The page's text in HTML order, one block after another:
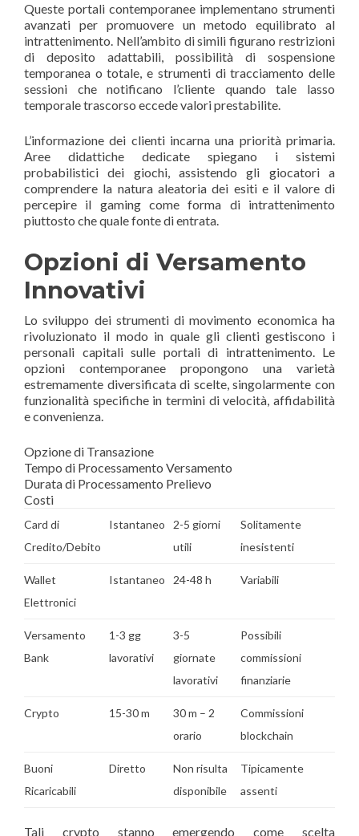
Queste portali contemporanee implementano strumenti
avanzati per promuovere un metodo equilibrato al
intrattenimento. Nell’ambito di simili figurano restrizioni
di deposito adattabili, possibilità di sospensione
temporanea o totale, e strumenti di tracciamento delle
sessioni che notificano l’cliente quando tale lasso
temporale trascorso eccede valori prestabilite.
L’informazione dei clienti incarna una priorità primaria.
Aree didattiche dedicate spiegano i sistemi
probabilistici dei giochi, assistendo gli giocatori a
comprendere la natura aleatoria dei esiti e il valore di
percepire il gaming come forma di intrattenimento
piuttosto che quale fonte di entrata.
Opzioni di Versamento
Innovativi
Lo sviluppo dei strumenti di movimento economica ha
rivoluzionato il modo in quale gli clienti gestiscono i
personali capitali sulle portali di intrattenimento. Le
opzioni contemporanee propongono una varietà
estremamente diversificata di scelte, singolarmente con
funzionalità specifiche in termini di velocità, affidabilità
e convenienza.
Opzione di Transazione
Tempo di Processamento Versamento
Durata di Processamento Prelievo
Costi
Card di
Credito/Debito
Istantaneo
2-5 giorni
utili
Solitamente
inesistenti
Wallet
Elettronici
Istantaneo 24-48 h Variabili
Versamento
Bank
1-3 gg
lavorativi
3-5
giornate
lavorativi
Possibili
commissioni
finanziarie
Crypto 15-30 m
30 m – 2
orario
Commissioni
blockchain
Buoni
Ricaricabili
Diretto
Non risulta
disponibile
Tipicamente
assenti
Tali crypto stanno emergendo come scelta